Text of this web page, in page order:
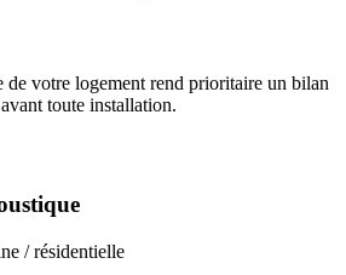
votre logement rend prioritaire un bilan
toute installation.
/ résidentielle